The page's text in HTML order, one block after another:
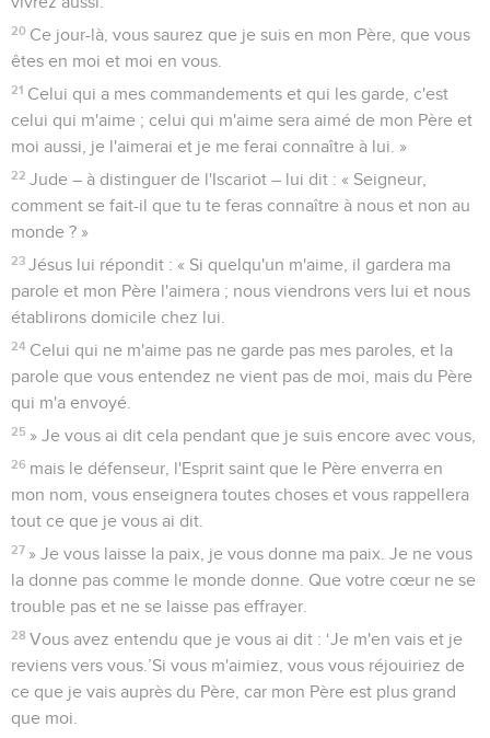
20 Ce jour-là, vous saurez que je suis en mon Père, que vous
êtes en moi et moi en vous.
21 Celui qui a mes commandements et qui les garde, c'est
celui qui m'aime ; celui qui m'aime sera aimé de mon Père et
moi aussi, je l'aimerai et je me ferai connaître à lui. »
22 Jude – à distinguer de l'Iscariot – lui dit : « Seigneur,
comment se fait-il que tu te feras connaître à nous et non au
monde ? »
23 Jésus lui répondit : « Si quelqu'un m'aime, il gardera ma
parole et mon Père l'aimera ; nous viendrons vers lui et nous
établirons domicile chez lui.
24 Celui qui ne m'aime pas ne garde pas mes paroles, et la
parole que vous entendez ne vient pas de moi, mais du Père
qui m'a envoyé.
25 » Je vous ai dit cela pendant que je suis encore avec vous,
26 mais le défenseur, l'Esprit saint que le Père enverra en
mon nom, vous enseignera toutes choses et vous rappellera
tout ce que je vous ai dit.
27 » Je vous laisse la paix, je vous donne ma paix. Je ne vous
la donne pas comme le monde donne. Que votre cœur ne se
trouble pas et ne se laisse pas effrayer.
28 Vous avez entendu que je vous ai dit : ‘Je m'en vais et je
reviens vers vous.’Si vous m'aimiez, vous vous réjouiriez de
ce que je vais auprès du Père, car mon Père est plus grand
que moi.